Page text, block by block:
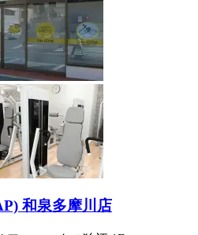
和泉多摩川店